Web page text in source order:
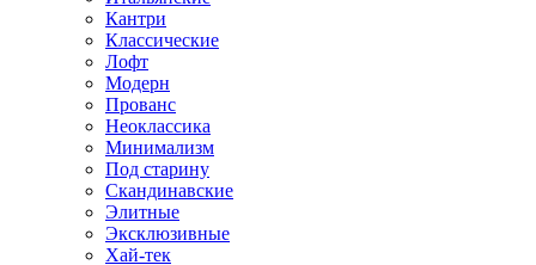
Кантри
Классические
Лофт
Модерн
Прованс
Неоклассика
Минимализм
Под старину
Скандинавские
Элитные
Эксклюзивные
Хай-тек